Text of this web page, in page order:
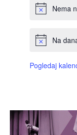
Nema
Na
Pogledaj